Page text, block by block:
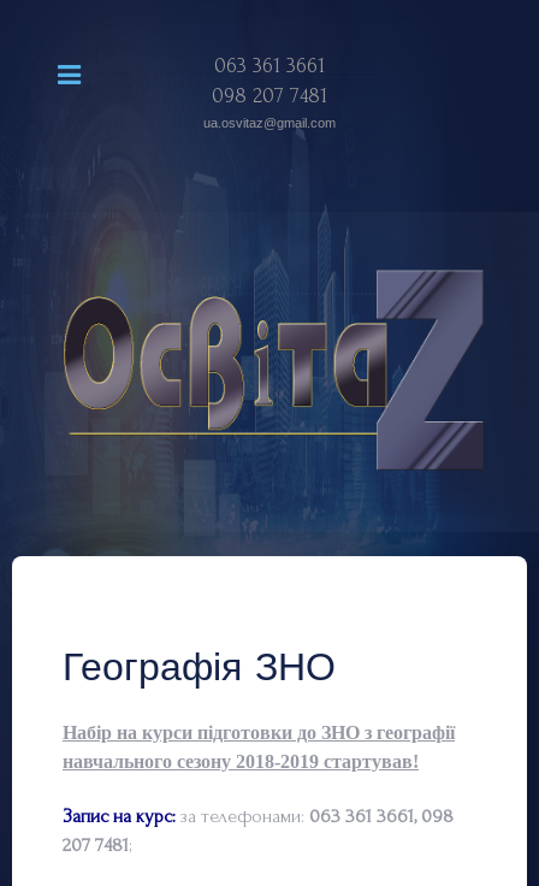
063 361 3661
098 207 7481
ua.osvitaz@gmail.com
Географія ЗНО
Набір на курси підготовки до ЗНО з географії
навчального сезону 2018-2019 стартував!
Запис на курс: за телефонами: 063 361 3661, 098
207 7481;